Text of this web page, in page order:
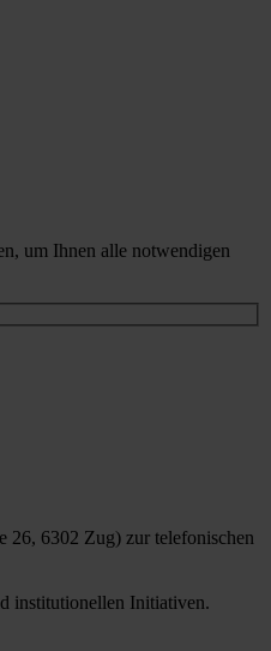
um Ihnen alle notwendigen
26, 6302 Zug) zur telefonischen
institutionellen Initiativen.